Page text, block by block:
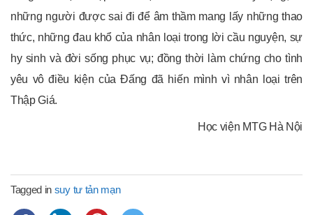
những người được sai đi để âm thầm mang lấy những thao
thức, những đau khổ của nhân loại trong lời cầu nguyện, sự
hy sinh và đời sống phục vụ; đồng thời làm chứng cho tình
yêu vô điều kiện của Đấng đã hiến mình vì nhân loại trên
Thập Giá.
Học viện MTG Hà Nội
Tagged in suy tư tản mạn